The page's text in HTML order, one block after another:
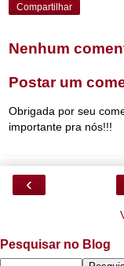
Compartilhar
Nenhum
Postar um
Obrigada por seu
importante pra nós!!!
‹
Pesquisar no Blog